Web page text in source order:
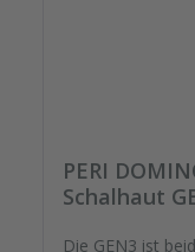
PERI
Schalhaut
Die GEN3 ist